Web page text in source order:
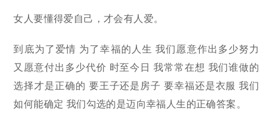
女人要懂得爱自己，才会有人爱。
到底为了爱情 为了幸福的人生 我们愿意作出多少努力
又愿意付出多少代价 时至今日 我常常在想 我们谁做的
选择才是正确的 要王子还是房子 要幸福还是衣服 我们
如何能确定 我们勾选的是迈向幸福人生的正确答案。